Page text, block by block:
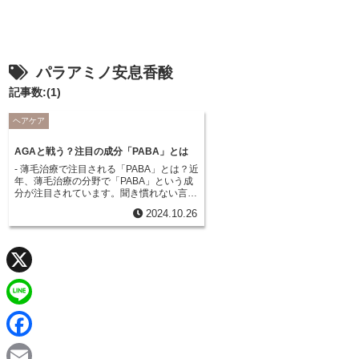
パラアミノ安息香酸
記事数:(1)
ヘアケア
AGAと戦う？注目の成分「PABA」とは
- 薄毛治療で注目される「PABA」とは？近
年、薄毛治療の分野で「PABA」という成
分が注目されています。聞き慣れない言葉
「PABA」は一体どんな成分で、なぜ薄毛
治療に効果があるのでしょうか。
で、ビタミンB群の一種に分類されます。
ビタミンB群というと、疲労回復や肌の健
康維持といったイメージを持つ方が多いか
もしれません。しかし、「PABA」は髪の
成長を促す効果も期待できるため、薄毛治
療の分野で注目されています。「PABA」
は私たちの体内でも生成される成分です
が、加齢とともにその生成量は減少してし
まうと言われています。生成量が減ると、
2024.10.26
X
L
F